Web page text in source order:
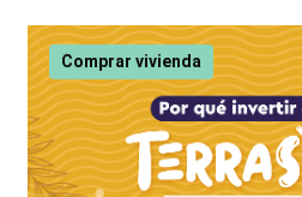
Comprar vivienda